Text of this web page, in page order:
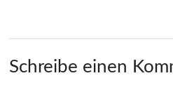
Schreibe einen